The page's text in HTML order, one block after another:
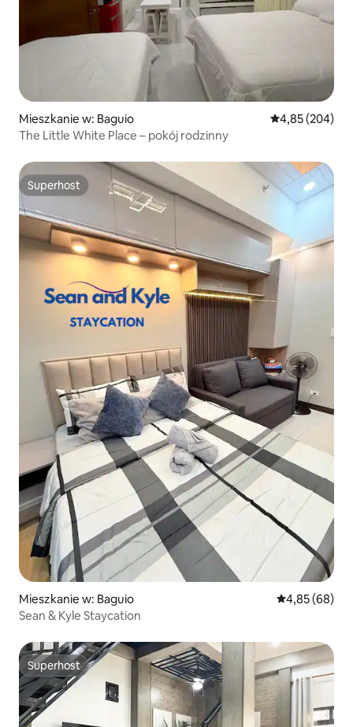
Mieszkanie w: Baguio Średnia
4,85 (204)
The Little White Place – pokój rodzinny
Superhost
Superhost
Mieszkanie w: Baguio Średnia
4,85 (68)
Sean & Kyle Staycation
Superhost
Superhost